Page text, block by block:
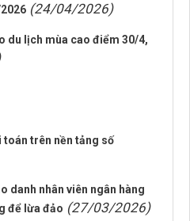
(24/04/2026)
du lịch mùa cao điểm 30/4,
toán trên nền tảng số
danh nhân viên ngân hàng
để lừa đảo (27/03/2026)